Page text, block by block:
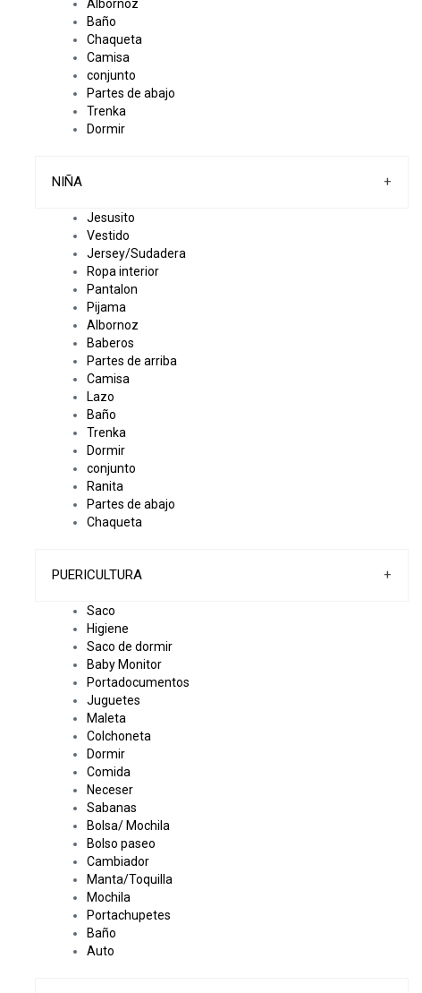
Albornoz
Baño
Chaqueta
Camisa
conjunto
Partes de abajo
Trenka
Dormir
NIÑA +
Jesusito
Vestido
Jersey/Sudadera
Ropa interior
Pantalon
Pijama
Albornoz
Baberos
Partes de arriba
Camisa
Lazo
Baño
Trenka
Dormir
conjunto
Ranita
Partes de abajo
Chaqueta
PUERICULTURA +
Saco
Higiene
Saco de dormir
Baby Monitor
Portadocumentos
Juguetes
Maleta
Colchoneta
Dormir
Comida
Neceser
Sabanas
Bolsa/ Mochila
Bolso paseo
Cambiador
Manta/Toquilla
Mochila
Portachupetes
Baño
Auto